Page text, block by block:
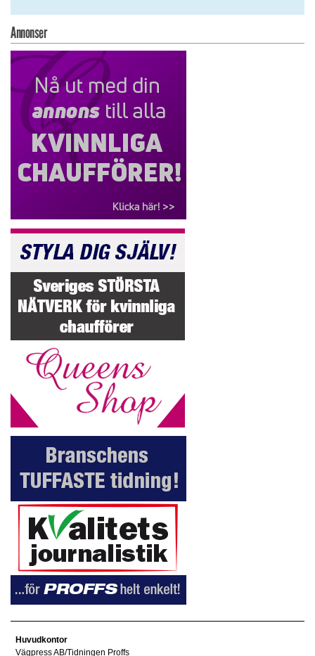
Annonser
Huvudkontor
Vägpress AB/Tidningen Proffs